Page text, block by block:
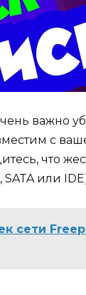
важно
с
что
или
сети